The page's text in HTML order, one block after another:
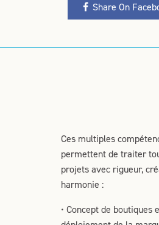
Share On
Ces multiples
permettent de traiter
projets avec rigueur,
harmonie :
• Concept de boutiques